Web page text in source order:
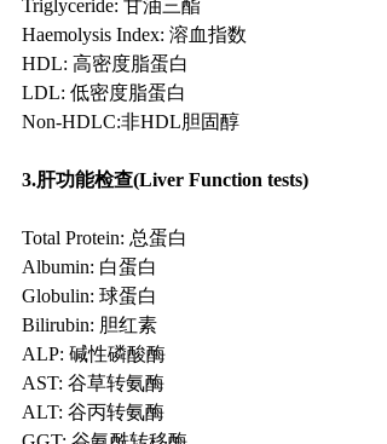
Triglyceride: 甘油三酯
Haemolysis Index: 溶血指数
HDL: 高密度脂蛋白
LDL: 低密度脂蛋白
Non-HDLC:非HDL胆固醇
3.肝功能检查(Liver Function tests)
Total Protein: 总蛋白
Albumin: 白蛋白
Globulin: 球蛋白
Bilirubin: 胆红素
ALP: 碱性磷酸酶
AST: 谷草转氨酶
ALT: 谷丙转氨酶